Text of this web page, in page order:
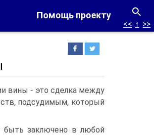
Помощь проекту
<< ↑ >>
вины - это сделка между
подсудимым, который
быть заключено в любой